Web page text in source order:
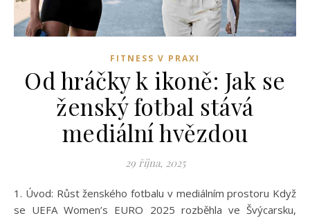
FITNESS V PRAXI
Od hráčky k ikoně: Jak se
ženský fotbal stává
mediální hvězdou
29 října, 2025
1. Úvod: Růst ženského fotbalu v mediálním prostoru Když
se UEFA Women’s EURO 2025 rozběhla ve Švýcarsku,